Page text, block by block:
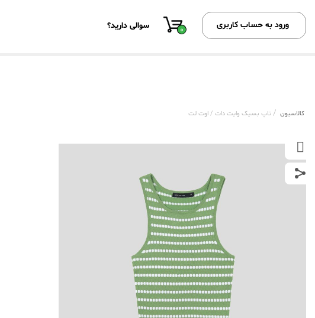
ورود به حساب کاربری 0 سوالی دارید؟
کالاسیون / تاپ بسیک وایت دات / اوت لت